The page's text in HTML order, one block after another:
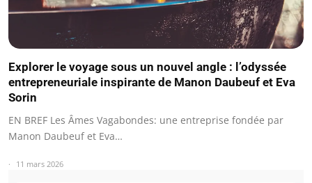
Explorer le voyage sous un nouvel angle : l’odyssée
entrepreneuriale inspirante de Manon Daubeuf et Eva
Sorin
EN BREF Les Âmes Vagabondes: une entreprise fondée par
Manon Daubeuf et Eva…
11 mars 2026